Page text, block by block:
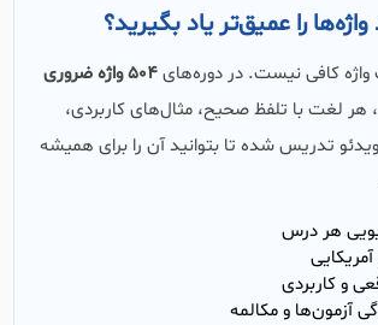
را عمیق‌تر یاد بگیرید؟
کافی نیست. در دوره‌های504 واژه ضروری
، هر لغت با تلفظ صحیح، مثال‌های کاربردی،
تدریس شده تا بتوانید آن را برای همیشه
هر درس
و کاربردی
آزمون‌ها و مکالمه